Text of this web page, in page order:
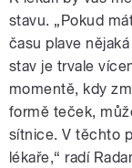
stavu. „Pokud
času plave
stav je trvale
momentě, kdy
formě teček,
sítnice. V těchto
lékaře,“ radí